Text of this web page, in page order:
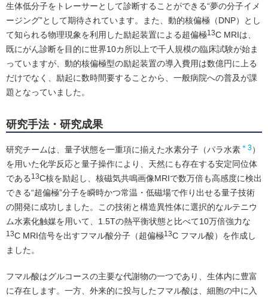
生体低分子をトレーサーとして診断することができる“夢の分子イメ
ージング”として期待されています。また、動的核偏極（DNP）とし
て知られる物理現象を利用した励起装置による超偏極13C MRIは、
既にがん診断を目的に世界10カ所以上で千人規模の臨床試験が始ま
っていますが、動的核偏極型の励起装置の導入費用は数億円に上る
だけでなく、励起に数時間要することから、一般病院への普及が課
題となっていました。
研究手法・研究成果
研究チームは、量子状態を一重項に揃えた水素分子（パラ水素 ＊3）
を用いた化学反応と量子操作により、天然にも存在する安定同位体
である 13C核を励起し、核磁気共鳴画像MRIで数万倍も高感度に検出
できる“超偏極”分子を瞬時かつ常温・低磁場で作り出せる量子技術
の開発に成功しました。この技術と構造異性体に選択的なルテニウ
ム水素化触媒を用いて、1.5Tの熱平衡状態と比べて10万倍強力な
13C MRI信号を出すフマル酸分子（超偏極13C フマル酸）を作成し
ました。
フマル酸はグルコースの主要な代謝物の一つであり、生体内に豊富
に存在します。一方、外来的に投与したフマル酸は、細胞の中に入